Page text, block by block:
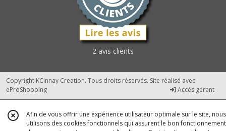
2 avis clients
Copyright KCinnay Creation. Tous droits réservés. Site réalisé avec
eProShopping
Accès gérant
Afin de vous offrir une expérience utilisateur optimale sur le site, nous
utilisons des cookies fonctionnels qui assurent le bon fonctionnement